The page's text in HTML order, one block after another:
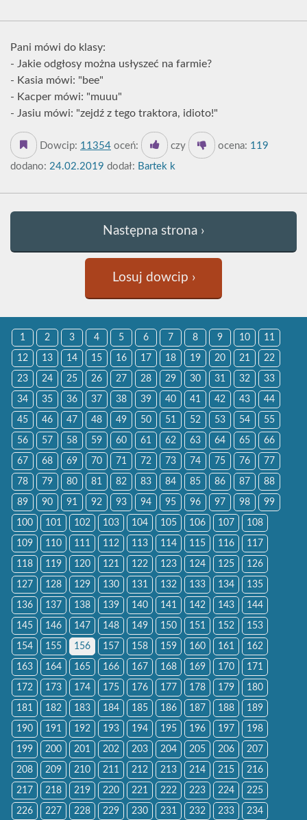
Pani mówi do klasy:
- Jakie odgłosy można usłyszeć na farmie?
- Kasia mówi: "bee"
- Kacper mówi: "muuu"
- Jasiu mówi: "zejdź z tego traktora, idioto!"
Dowcip: 11354 oceń: czy ocena: 119
dodano: 24.02.2019 dodał: Bartek k
Następna strona ›
Losuj dowcip ›
1 2 3 4 5 6 7 8 9 10 11
12 13 14 15 16 17 18 19 20 21 22
23 24 25 26 27 28 29 30 31 32 33
34 35 36 37 38 39 40 41 42 43 44
45 46 47 48 49 50 51 52 53 54 55
56 57 58 59 60 61 62 63 64 65 66
67 68 69 70 71 72 73 74 75 76 77
78 79 80 81 82 83 84 85 86 87 88
89 90 91 92 93 94 95 96 97 98 99
100 101 102 103 104 105 106 107 108
109 110 111 112 113 114 115 116 117
118 119 120 121 122 123 124 125 126
127 128 129 130 131 132 133 134 135
136 137 138 139 140 141 142 143 144
145 146 147 148 149 150 151 152 153
154 155 156 157 158 159 160 161 162
163 164 165 166 167 168 169 170 171
172 173 174 175 176 177 178 179 180
181 182 183 184 185 186 187 188 189
190 191 192 193 194 195 196 197 198
199 200 201 202 203 204 205 206 207
208 209 210 211 212 213 214 215 216
217 218 219 220 221 222 223 224 225
226 227 228 229 230 231 232 233 234